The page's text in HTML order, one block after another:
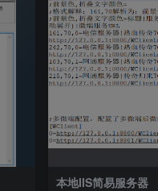
本地IIS简易服务器